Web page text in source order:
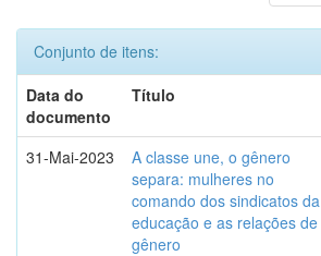
Conjunto de itens:
Data do
documento
Título
31-Mai-2023
A classe une, o gênero
separa: mulheres no
comando dos sindicatos da
educação e as relações de
gênero